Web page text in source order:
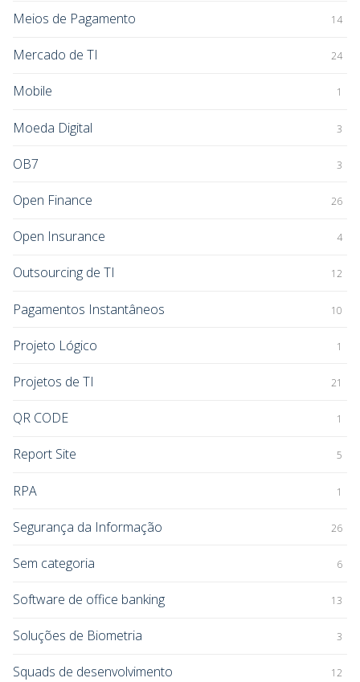
Meios de Pagamento 14
Mercado de TI 24
Mobile 1
Moeda Digital 3
OB7 3
Open Finance 26
Open Insurance 4
Outsourcing de TI 12
Pagamentos Instantâneos 10
Projeto Lógico 1
Projetos de TI 21
QR CODE 1
Report Site 5
RPA 1
Segurança da Informação 26
Sem categoria 6
Software de office banking 13
Soluções de Biometria 3
Squads de desenvolvimento 12